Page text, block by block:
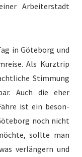
Arbeit­er­stadt
in Göte­borg und
Als Kurztrip
Stim­mung
Auch die eher
ist ein beson­
noch nicht
sollte man
ver­längern und